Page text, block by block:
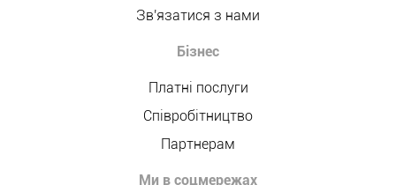
Зв'язатися з нами
Бізнес
Платні послуги
Співробітництво
Партнерам
Ми в соцмережах